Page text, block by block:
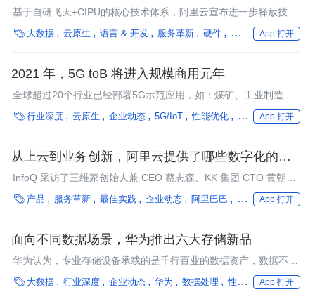
里云飞天技术峰会亮点一览
基于自研飞天+CIPU的核心技术体系，阿里云宣布进一步释放技术
红利
 大数据 云原生 语言 & 开发 服务革新 硬件 阿里巴巴 性能优化
App 打开
2021 年，5G toB 将进入规模商用元年
全球超过20个行业已经部署5G示范应用，如：煤矿、工业制造、
港口等，全球运营商签署了超过1000个5G行业应用合同。
行业深度 云原生 企业动态 5G/IoT 性能优化 框架 数字化转型
App 打开
从上云到业务创新，阿里云提供了哪些数字化的最短
路径？
InfoQ 采访了三维家创始人兼 CEO 蔡志森、KK 集团 CTO 黄朝
晖、以及阿里云智能资深产品总监 Alex Chen、阿里云智能云网络
负责人祝顺民，试图了解企业完成数字化转型背后的那些技术以及
 产品 服务革新 最佳实践 企业动态 阿里巴巴 性能优化 音视频
App 打开
面向不同数据场景，华为推出六大存储新品
华为认为，专业存储设备承载的是千行百业的数据资产，数据不能
丢、访问不能停、访问不能等是各行业对专业存储的关键诉求。
 大数据 行业深度 企业动态 华为 数据处理 性能优化 微服务
App 打开